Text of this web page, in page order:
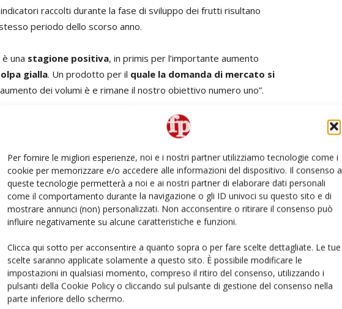
Per fornire le migliori esperienze, noi e i nostri partner utilizziamo tecnologie come i
cookie per memorizzare e/o accedere alle informazioni del dispositivo. Il consenso a
queste tecnologie permetterà a noi e ai nostri partner di elaborare dati personali
come il comportamento durante la navigazione o gli ID univoci su questo sito e di
mostrare annunci (non) personalizzati. Non acconsentire o ritirare il consenso può
influire negativamente su alcune caratteristiche e funzioni.
Clicca qui sotto per acconsentire a quanto sopra o per fare scelte dettagliate. Le tue
scelte saranno applicate solamente a questo sito. È possibile modificare le
impostazioni in qualsiasi momento, compreso il ritiro del consenso, utilizzando i
pulsanti della Cookie Policy o cliccando sul pulsante di gestione del consenso nella
parte inferiore dello schermo.
raccolti durante la fase di sviluppo dei frutti risultano
periodo dello scorso anno.
una stagione positiva, in primis per l’importante aumento
gialla. Un prodotto per il quale la domanda di mercato si
dei volumi è e rimane il nostro obiettivo numero uno”.
Asia Fruit Logistica
adAsia Fruit Logistica: dal 3 al 5 settembrel’azienda italiana
alpadiglione 3
importante per i nostri mercati di riferimento in
noto, una fase complessa per la logistica internazionale, con
a pesare. La fiera resta comunque per noi un momento
est asiatico e dell’estremo Oriente”.
rimanere sempre informato